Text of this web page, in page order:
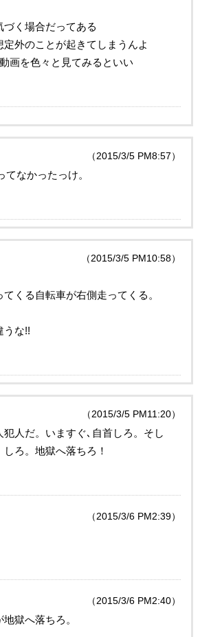
く場合だってある
外のことが起きてしまうんよ
画を色々と見てみるといい
（2015/3/5 PM8:57）
なかったっけ。
（2015/3/5 PM10:58）
くる自転車が右側走ってくる。
うな!!
（2015/3/5 PM11:20）
人だ。いますぐ､自首しろ。そし
ろ。地獄へ落ちろ！
（2015/3/6 PM2:39）
（2015/3/6 PM2:40）
獄へ落ちろ。